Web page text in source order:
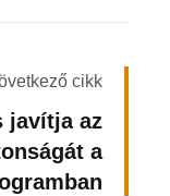
cikk
javítja az
a